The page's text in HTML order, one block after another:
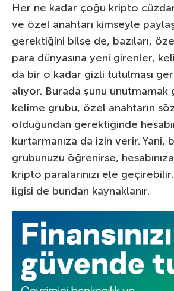
Her ne kadar çoğu kripto
ve özel anahtarı kimseyle
gerektiğini bilse de, bazıları,
para dünyasına yeni girenler,
da bir o kadar gizli tutulması
alıyor. Burada şunu unutmamak
kelime grubu, özel anahtarın
olduğundan gerektiğinde
kurtarmanıza da izin verir. Yani,
grubunuzu öğrenirse,
kripto paralarınızı ele geçirebilir.
ilgisi de bundan kaynaklanır.